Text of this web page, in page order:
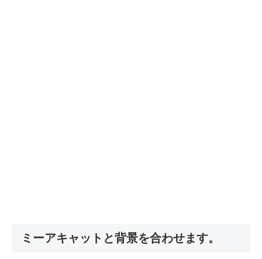
ミーアキャットと背景を合わせます。